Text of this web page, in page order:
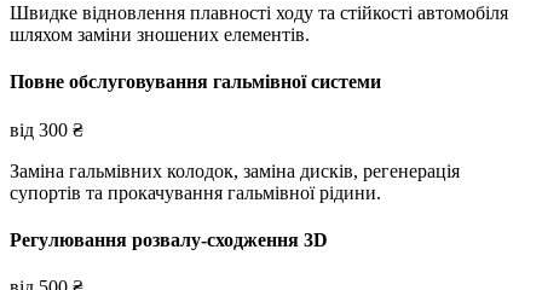
Швидке відновлення плавності ходу та стійкості автомобіля
шляхом заміни зношених елементів.
Повне обслуговування гальмівної системи
від 300 ₴
Заміна гальмівних колодок, заміна дисків, регенерація
супортів та прокачування гальмівної рідини.
Регулювання розвалу-сходження 3D